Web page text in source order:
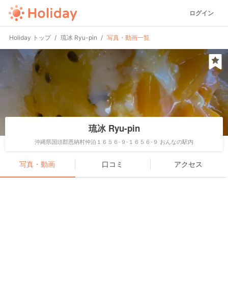
ログイン
Holiday トップ 琉冰 Ryu-pin 写真・動画一覧
琉冰 Ryu-pin
沖縄県国頭郡恩納村仲泊１６５６-９-１６５６-９ おんなの駅内
写真・動画 口コミ アクセス